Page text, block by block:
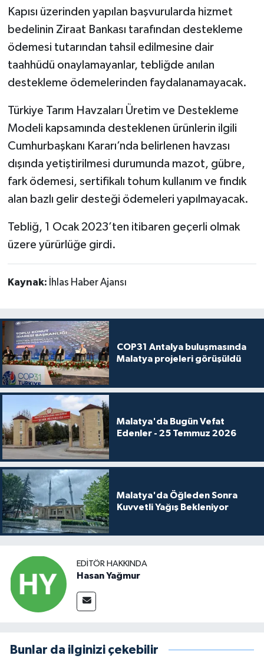
Kapısı üzerinden yapılan başvurularda hizmet
bedelinin Ziraat Bankası tarafından destekleme
ödemesi tutarından tahsil edilmesine dair
taahhüdü onaylamayanlar, tebliğde anılan
destekleme ödemelerinden faydalanamayacak.
Türkiye Tarım Havzaları Üretim ve Destekleme
Modeli kapsamında desteklenen ürünlerin ilgili
Cumhurbaşkanı Kararı’nda belirlenen havzası
dışında yetiştirilmesi durumunda mazot, gübre,
fark ödemesi, sertifikalı tohum kullanım ve fındık
alan bazlı gelir desteği ödemeleri yapılmayacak.
Tebliğ, 1 Ocak 2023’ten itibaren geçerli olmak
üzere yürürlüğe girdi.
Kaynak: İhlas Haber Ajansı
COP31 Antalya buluşmasında
Malatya projeleri görüşüldü
Malatya'da Bugün Vefat
Edenler - 25 Temmuz 2026
Malatya'da Öğleden Sonra
Kuvvetli Yağış Bekleniyor
EDITÖR HAKKINDA
Hasan Yağmur
Bunlar da ilginizi çekebilir